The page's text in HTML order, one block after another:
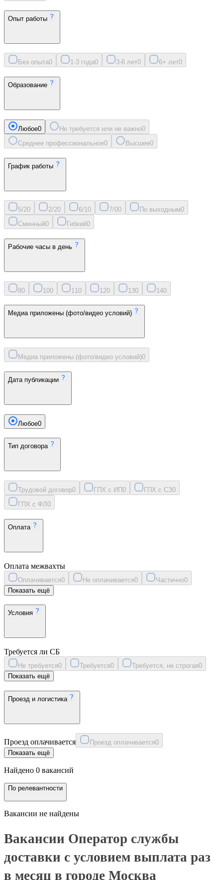
Опыт работы
Без опыта0 1-3 года0 3-6 лет0 6+ лет0
Образование
Любое0 Не требуется или не важно0
Среднее профессиональное0 Высшее0
График работы
5/20 2/20 6/10 7/00 По выходным0
Сменный0 Гибкий0
Рабочие часы в день
80 100 11 0 120 130 140
Медиа приложены (фото/видео условий)
Медиа приложены (фото/видео условий)0
Дата публикации
Любое0
Тип договора
Трудовой договор0 ГПХ с ИП0 ГПХ с СЗ0
ГПХ с ФЛ 0
Оплата
Оплата межвахты
Оплачивается0 Не оплачивается0 Частично0
Показать ещё
Условия
Требуется ли СБ
Не требуется0 Требуется0 Требуется, не строгая0
Показать ещё
Проезд и логистика
Проезд оплачивается Проезд оплачивается0
Показать ещё
Найдено 0 вакансий
По релевантности
Вакансии не найдены
Вакансии Оператор службы
доставки с условием выплата раз
в месяц в городе Москва